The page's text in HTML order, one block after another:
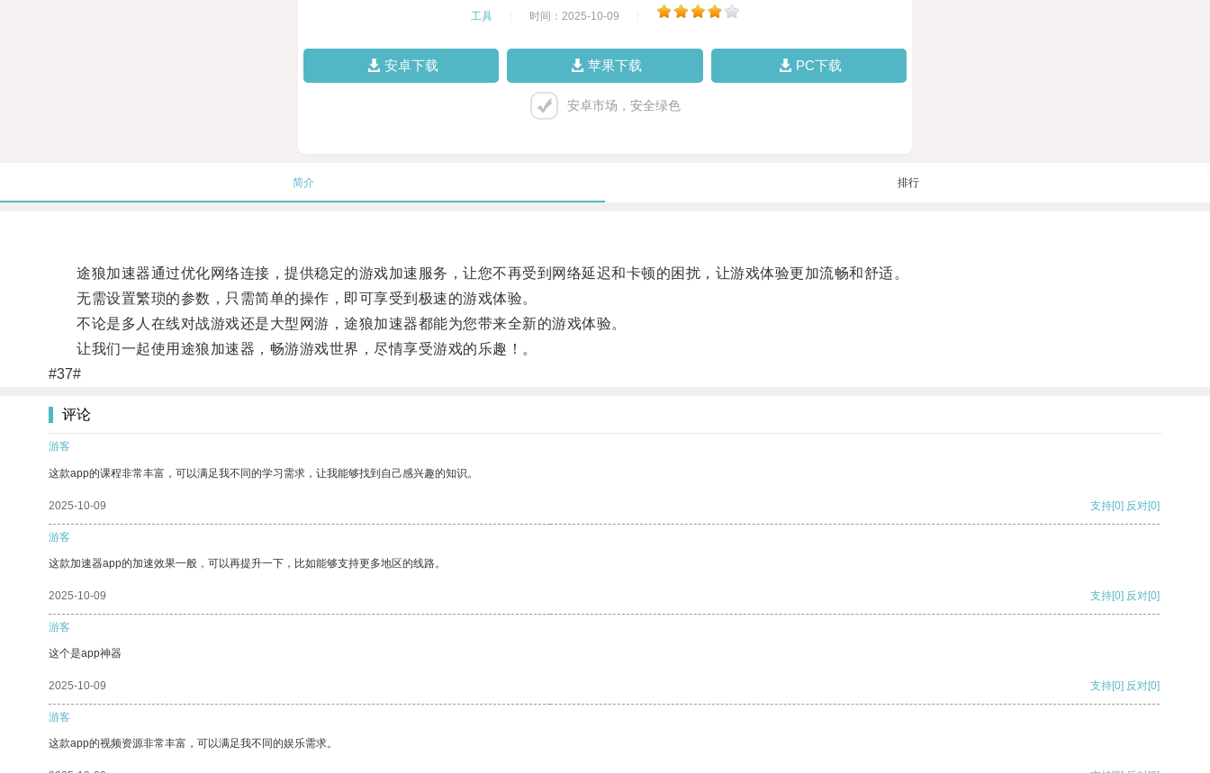
工具 时间：2025-10-09
安卓下载 苹果下载 PC下载
安卓市场，安全绿色
简介 排行
途狼加速器通过优化网络连接，提供稳定的游戏加速服务，让您不再受到网络延迟和卡顿的困扰，让游戏体验更加流畅和舒适。
无需设置繁琐的参数，只需简单的操作，即可享受到极速的游戏体验。
不论是多人在线对战游戏还是大型网游，途狼加速器都能为您带来全新的游戏体验。
让我们一起使用途狼加速器，畅游游戏世界，尽情享受游戏的乐趣！。
#37#
评论
游客
这款app的课程非常丰富，可以满足我不同的学习需求，让我能够找到自己感兴趣的知识。
2025-10-09 支持[0] 反对[0]
游客
这款加速器app的加速效果一般，可以再提升一下，比如能够支持更多地区的线路。
2025-10-09 支持[0] 反对[0]
游客
这个是app神器
2025-10-09 支持[0] 反对[0]
游客
这款app的视频资源非常丰富，可以满足我不同的娱乐需求。